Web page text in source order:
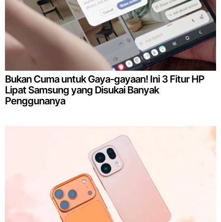
Bukan Cuma untuk Gaya-gayaan! Ini 3 Fitur HP
Lipat Samsung yang Disukai Banyak
Penggunanya